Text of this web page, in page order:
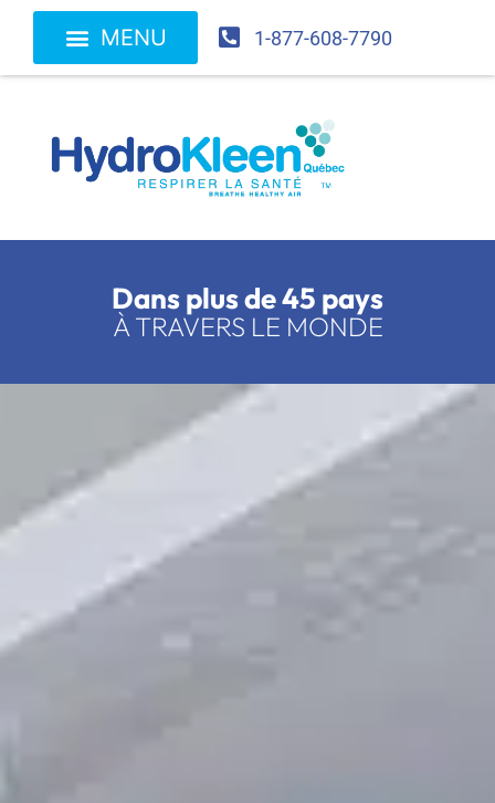
1-877-608-7790
Dans plusde 45 pays
À TRAVERS LE MONDE